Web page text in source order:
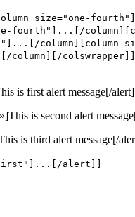
size="one-
fourth"]...[/
column][column
colswrapper]]
is first alert message[/alert]
is second alert
is third alert message[/
alert]]